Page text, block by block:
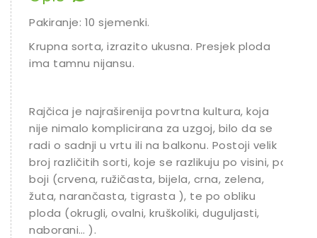
Pakiranje: 10 sjemenki.
Krupna sorta, izrazito ukusna. Presjek ploda
ima tamnu nijansu.
Rajčica je najraširenija povrtna kultura, koja
nije nimalo komplicirana za uzgoj, bilo da se
radi o sadnji u vrtu ili na balkonu. Postoji velik
broj različitih sorti, koje se razlikuju po visini, po
boji (crvena, ružičasta, bijela, crna, zelena,
žuta, narančasta, tigrasta ), te po obliku
ploda (okrugli, ovalni, kruškoliki, duguljasti,
naborani… ).